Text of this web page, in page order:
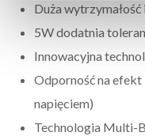
Duża
5W dodatnia
Innowacyjna
Odporność na
napięciem)
Technologia Multi-